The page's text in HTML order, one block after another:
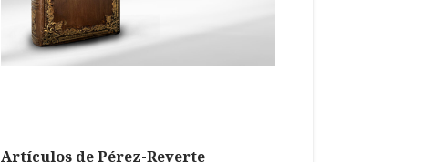
Artículos de Pérez-Reverte